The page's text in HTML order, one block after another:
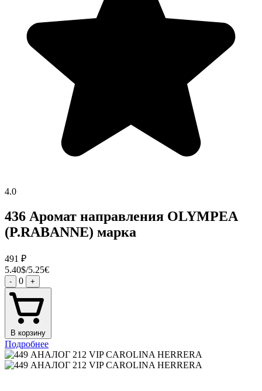
4.0
436 Аромат направления OLYMPEA
(P.RABANNE) марка
491 ₽
5.40$/5.25€
- 0 +
В корзину
Подробнее